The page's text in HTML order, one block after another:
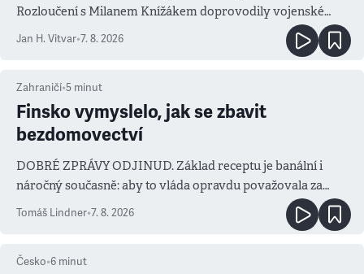
Rozloučení s Milanem Knížákem doprovodily vojenské
salvy i kritika pokrokářů
Jan H. Vitvar•7. 8. 2026
Zahraničí•5 minut
Finsko vymyslelo, jak se zbavit
bezdomovectví
DOBRÉ ZPRÁVY ODJINUD. Základ receptu je banální i
náročný současně: aby to vláda opravdu považovala za
prioritu
Tomáš Lindner•7. 8. 2026
Česko•6 minut